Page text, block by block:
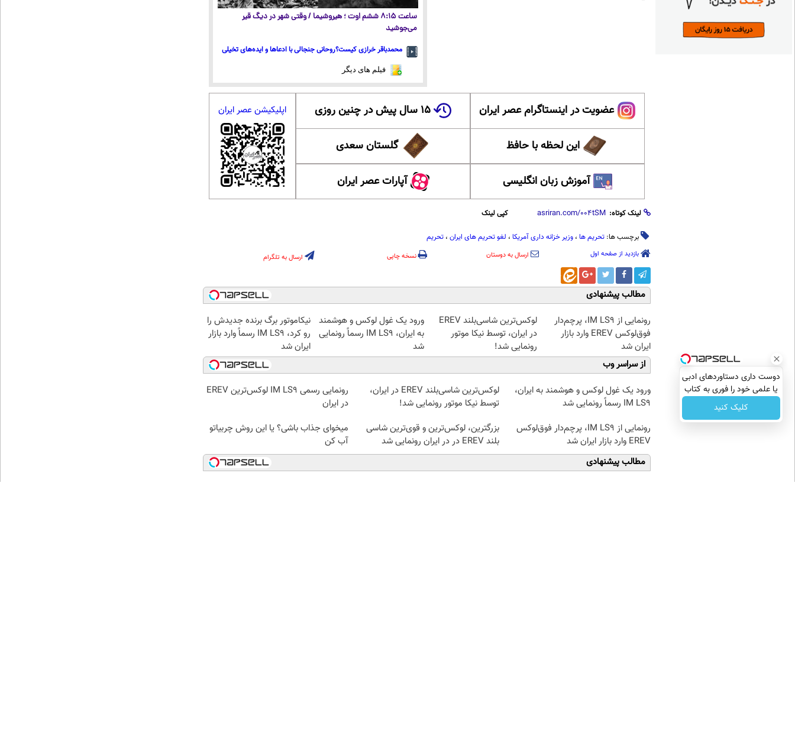
ساعت ۸:۱۵ ششم اوت ؛ هیروشیما / وقتی شهر در دیگ قیر
می‌جوشید
محمدباقر خرازی کیست؟روحانی جنجالی با ادعاها و ایده‌های تخیلی
فیلم های دیگر
عضویت در اینستاگرام عصر ایران ۱۵ سال پیش در چنین روزی
این لحظه با حافظ گلستان سعدی
آموزش زبان انگلیسی آپارات عصر ایران
اپلیکیشن عصر ایران
لینک کوتاه: کپی لینک
برچسب ها: تحریم ها ، وزیر خزانه داری آمریکا ، لغو تحریم های ایران ، تحریم‎
بازدید از صفحه اول ارسال به دوستان نسخه چاپی ارسال به تلگرام
مطالب پیشنهادی
رونمایی از IM LS9، پرچم‌دار
فوق‌لوکس EREV وارد بازار
ایران شد
لوکس‌ترین شاسی‌بلند EREV
در ایران، توسط نیکا موتور
رونمایی شد!
ورود یک غول لوکس و هوشمند
به ایران، IM LS9 رسماً رونمایی
شد
نیکاموتور برگ برنده جدیدش را
رو کرد، IM LS9 رسماً وارد بازار
ایران شد
از سراسر وب
ورود یک غول لوکس و هوشمند به ایران،
IM LS9 رسماً رونمایی شد
لوکس‌ترین شاسی‌بلند EREV در ایران،
توسط نیکا موتور رونمایی شد!
رونمایی رسمی IM LS9 لوکس‌ترین EREV
در ایران
رونمایی از IM LS9، پرچم‌دار فوق‌لوکس
EREV وارد بازار ایران شد
بزرگترین، لوکس‌ترین و قوی‌ترین شاسی
بلند EREV در در ایران رونمایی شد
میخوای جذاب باشی؟ یا این روش چربیاتو
آب کن
مطالب پیشنهادی
دوست داری دستاوردهای ادبی
یا علمی خود را فوری به کتاب
تبدیل کنی؟
کلیک کنید